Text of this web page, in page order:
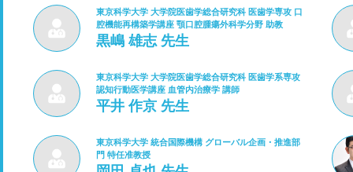
東京科学大学 大学院医歯学総合研究科 医歯学専攻 口
腔機能再構築学講座 顎口腔腫瘍外科学分野 助教
黒嶋 雄志 先生
東京科学大学 大学院医歯学総合研究科 医歯学系専攻
認知行動医学講座 血管内治療学 講師
平井 作京 先生
東京科学大学 統合国際機構 グローバル企画・推進部
門 特任准教授